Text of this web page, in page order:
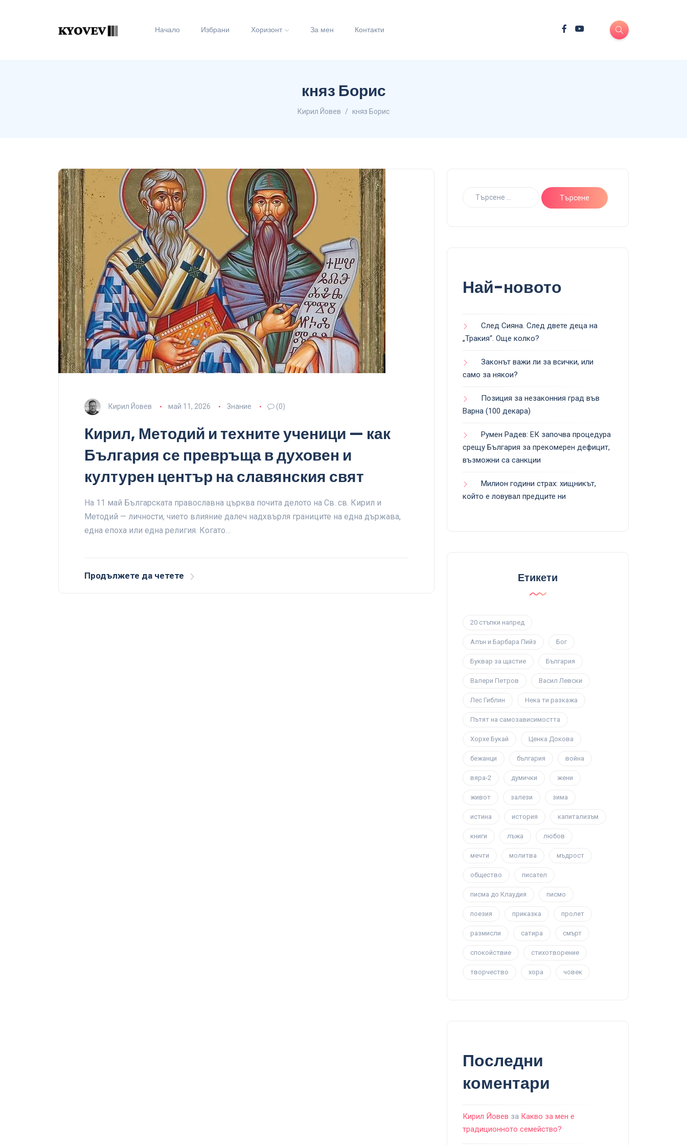
Начало Избрани Хоризонт За мен Контакти
княз Борис
Кирил Йовев княз Борис
Кирил Йовев май 11, 2026 Знание (0)
Кирил, Методий и техните ученици — как
България се превръща в духовен и
културен център на славянския свят
На 11 май Българската православна църква почита делото на Св. св. Кирил и
Методий — личности, чието влияние далеч надхвърля границите на една държава,
една епоха или една религия. Когато…
Продължете да четете
Най-новото
След Сияна. След двете деца на
„Тракия“. Още колко?
Законът важи ли за всички, или
само за някои?
Позиция за незаконния град във
Варна (100 декара)
Румен Радев: ЕК започва процедура
срещу България за прекомерен дефицит,
възможни са санкции
Милион години страх: хищникът,
който е ловувал предците ни
Етикети
20 стъпки напред
Алън и Барбара Пийз Бог
Буквар за щастие България
Валери Петров Васил Левски
Лес Гиблин Нека ти разкажа
Пътят на самозависимостта
Хорхе Букай Ценка Докова
бежанци българия война
вяра-2 думички жени
живот залези зима
истина история капитализъм
книги лъжа любов
мечти молитва мъдрост
общество писател
писма до Клаудия писмо
поезия приказка пролет
размисли сатира смърт
спокойствие стихотворение
творчество хора човек
Последни
коментари
Кирил Йовев за Какво за мен е
традиционното семейство?